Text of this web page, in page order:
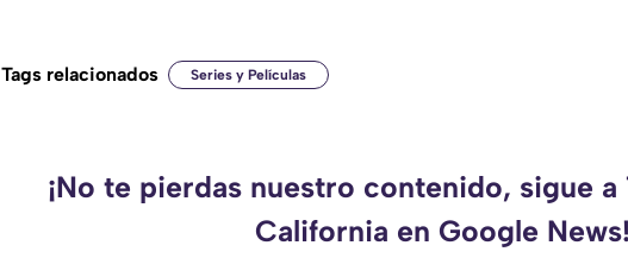
Tags relacionados Series y Películas
¡No te pierdas nuestro contenido, sigue
California en Google News!